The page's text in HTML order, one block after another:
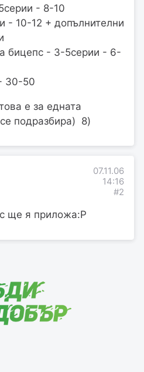
- 8-10
- 10-12 + допълнителни
бицепс - 3-5серии - 6-
30-50
е за едната
подразбира) 8)
07.11.06
14:16
#2
ще я приложа:P